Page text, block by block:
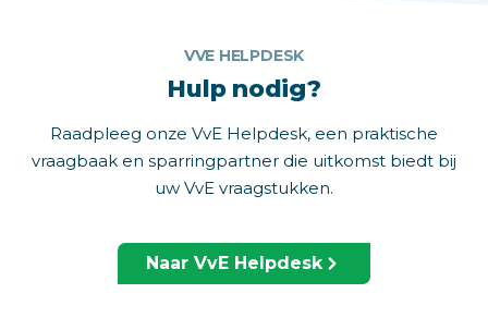
VVE HELPDESK
Hulp nodig?
Raadpleeg onze VvE Helpdesk, een praktische
vraagbaak en sparringpartner die uitkomst biedt bij
uw VvE vraagstukken.
Naar VvE Helpdesk